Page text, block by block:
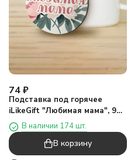
74₽
Подставка под горячее
iLikeGift "Любимая мама", 9
см В наличии 174 шт.
В корзину